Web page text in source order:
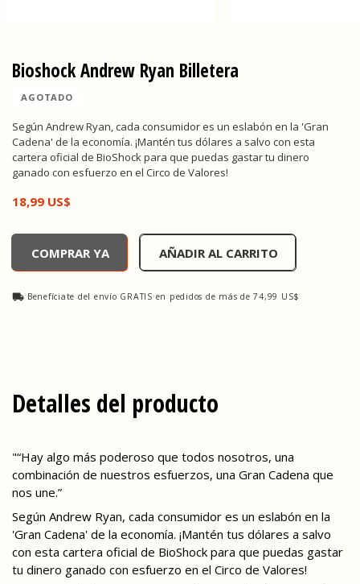
Bioshock Andrew Ryan Billetera
AGOTADO
Según Andrew Ryan, cada consumidor es un eslabón en la 'Gran
Cadena' de la economía. ¡Mantén tus dólares a salvo con esta
cartera oficial de BioShock para que puedas gastar tu dinero
ganado con esfuerzo en el Circo de Valores!
18,99 US$
COMPRAR YA AÑADIR AL CARRITO
Bioshock Andrew Ryan Billetera, , 18,99 US$
Benefíciate del envío GRATIS en pedidos de más de 74,99 US$
Detalles del producto
"“Hay algo más poderoso que todos nosotros, una
combinación de nuestros esfuerzos, una Gran Cadena que
nos une.”
Según Andrew Ryan, cada consumidor es un eslabón en la
'Gran Cadena' de la economía. ¡Mantén tus dólares a salvo
con esta cartera oficial de BioShock para que puedas gastar
tu dinero ganado con esfuerzo en el Circo de Valores!